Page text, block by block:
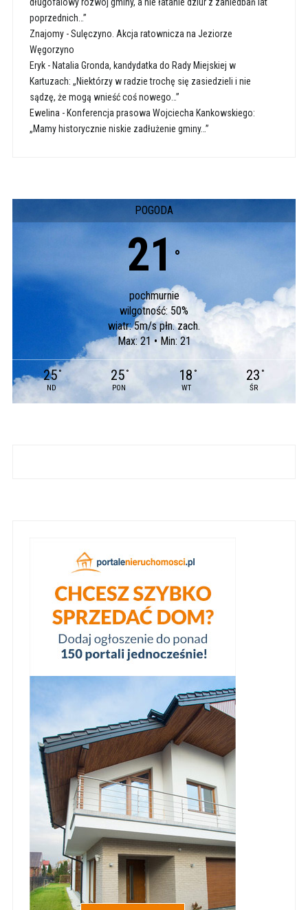
poprzednich…”
Znajomy-Sulęczyno. Akcja ratownicza na Jeziorze
Węgorzyno
Eryk- Natalia Gronda, kandydatka do Rady Miejskiej w
Kartuzach: „Niektórzy w radzie trochę się zasiedzieli i nie
sądzę, że mogą wnieść coś nowego…”
Ewelina - Konferencja prasowa Wojciecha Kankowskiego:
„Mamy historycznie niskie zadłużenie gminy…”
POGODA
21 °
pochmurnie
wilgotność: 50%
wiatr: 5m/s płn. zach.
Max: 21 • Min: 21
25 °
ND
25 °
PON
18 °
WT
23 °
ŚR